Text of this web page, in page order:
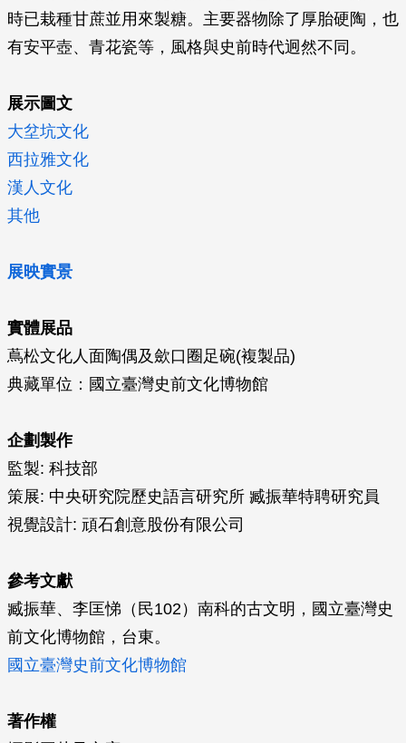
時已栽種甘蔗並用來製糖。主要器物除了厚胎硬陶，也
有安平壺、青花瓷等，風格與史前時代迥然不同。
展示圖文
大坌坑文化
西拉雅文化
漢人文化
其他
展映實景
實體展品
蔦松文化人面陶偶及歛口圈足碗(複製品)
典藏單位：國立臺灣史前文化博物館
企劃製作
監製: 科技部
策展: 中央研究院歷史語言研究所 臧振華特聘研究員
視覺設計: 頑石創意股份有限公司
參考文獻
臧振華、李匡悌（民102）南科的古文明，國立臺灣史
前文化博物館，台東。
國立臺灣史前文化博物館
著作權